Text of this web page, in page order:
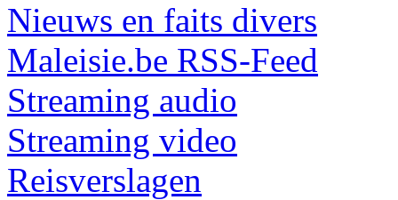
Nieuws en faits divers
Maleisie.be RSS-Feed
Streaming audio
Streaming video
Reisverslagen